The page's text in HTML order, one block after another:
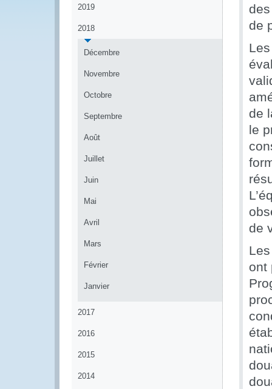
2019
2018
Décembre
Novembre
Octobre
Septembre
Août
Juillet
Juin
Mai
Avril
Mars
Février
Janvier
2017
2016
2015
2014
de
de
le
de
ont